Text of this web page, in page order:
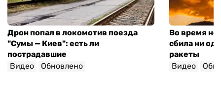
Дрон попал в локомотив поезда
"Сумы — Киев": есть ли
пострадавшие
Видео
Обновлено
Во время
сбила ни
ракеты
Видео